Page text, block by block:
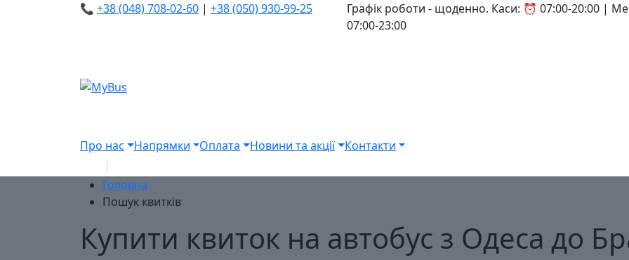
📞 +38 (048) 708-02-60 | +38 (050) 930-99-25
Графік роботи - щоденно. Каси: ⏰ 07:00-20:00 |
07:00-23:00
Про нас Напрямки Оплата Новини та акції Контакти
Головна
Пошук квитків
Купити квиток на автобус з Одеса до